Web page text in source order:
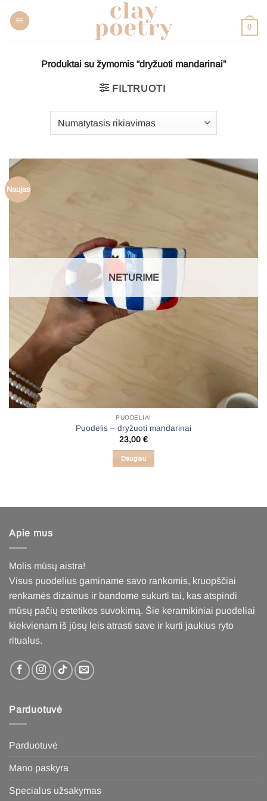
prie
0
Produktai su žymomis “dryžuoti mandarinai”
FILTRUOTI
Naujas
NETURIME
PUODELIAI
Puodelis – dryžuoti mandarinai
23,00 €
Daugiau
Apie mus
Molis mūsų aistra!
Visus puodelius gaminame savo rankomis, kruopščiai
renkamės dizainus ir bandome sukurti tai, kas atspindi
mūsų pačių estetikos suvokimą. Šie keramikiniai puodeliai
kiekvienam iš jūsų leis atrasti save ir kurti jaukius ryto
ritualus.
Parduotuvė
Parduotuvė
Mano paskyra
Specialus užsakymas